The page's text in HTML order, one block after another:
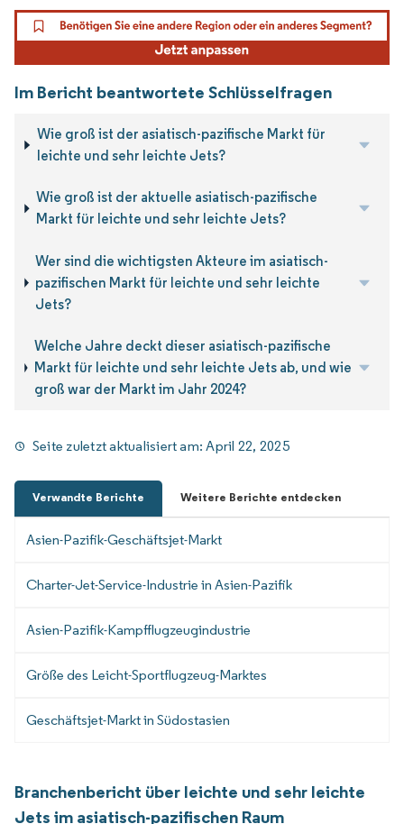
Im Bericht beantwortete Schlüsselfragen
Wie groß ist der asiatisch-pazifische Markt für
leichte und sehr leichte Jets?
Wie groß ist der aktuelle asiatisch-pazifische
Markt für leichte und sehr leichte Jets?
Wer sind die wichtigsten Akteure im asiatisch-
pazifischen Markt für leichte und sehr leichte
Jets?
Welche Jahre deckt dieser asiatisch-pazifische
Markt für leichte und sehr leichte Jets ab, und wie
groß war der Markt im Jahr 2024?
Seite zuletzt aktualisiert am:April 22, 2025
Verwandte Berichte Weitere Berichte entdecken
Asien-Pazifik-Geschäftsjet-Markt
Charter-Jet-Service-Industrie in Asien-Pazifik
Asien-Pazifik-Kampfflugzeugindustrie
Größe des Leicht-Sportflugzeug-Marktes
Geschäftsjet-Markt in Südostasien
Branchenbericht über leichte und sehr leichte
Jets im asiatisch-pazifischen Raum